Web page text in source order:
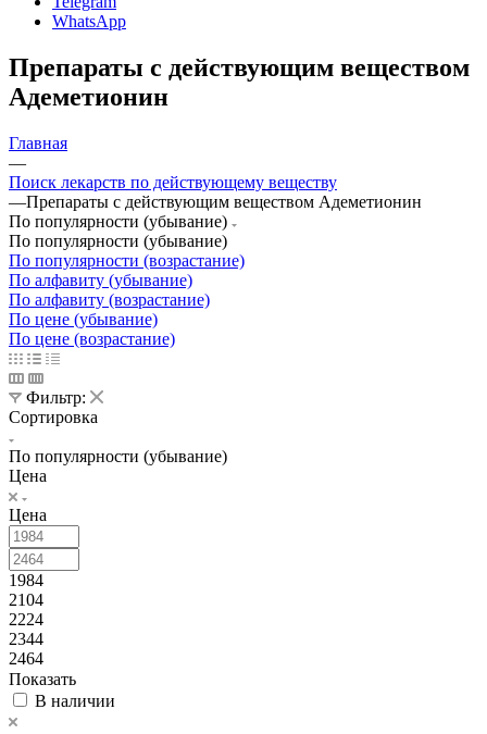
WhatsApp
Препараты с действующим веществом
Адеметионин
Главная
—
Поиск лекарств по действующему веществу
—Препараты с действующим веществом Адеметионин
По популярности (убывание)
По популярности (убывание)
По популярности (возрастание)
По алфавиту (убывание)
По алфавиту (возрастание)
По цене (убывание)
По цене (возрастание)
Фильтр:
Сортировка
По популярности (убывание)
Цена
Цена
1984
2104
2224
2344
2464
Показать
В наличии